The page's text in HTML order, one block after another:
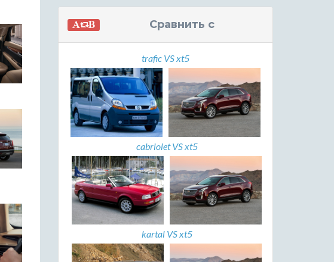
Сравнить с
trafic VS xt5
cabriolet VS xt5
kartal VS xt5